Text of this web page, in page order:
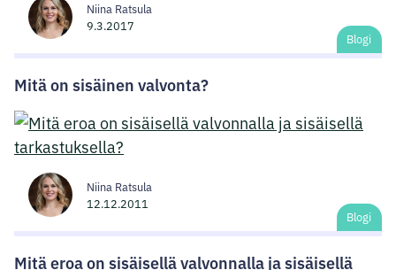
Niina Ratsula
9.3.2017
Blogi
Mitä on sisäinen valvonta?
Niina Ratsula
12.12.2011
Blogi
Mitä eroa on sisäisellä valvonnalla ja sisäisellä